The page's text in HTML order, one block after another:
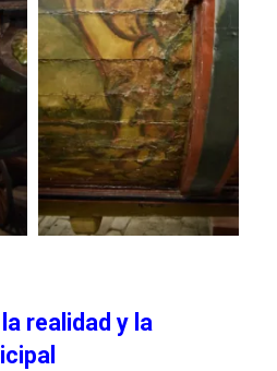
realidad y la